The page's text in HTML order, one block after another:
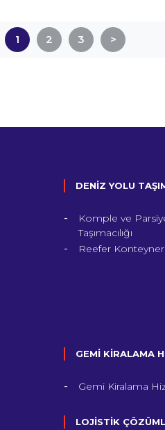
1
DENİZ YOLU
Komple ve
Taşımacılığı
Reefer Konteyner
GEMİ KİRALAMA
Gemi Kiralama
LOJİSTİK